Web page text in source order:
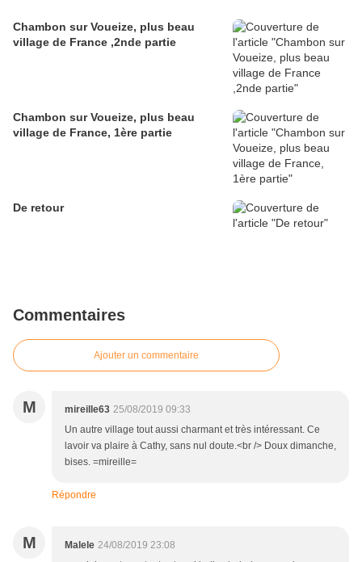
Chambon sur Voueize, plus beau
village de France ,2nde partie
Chambon sur Voueize, plus beau
village de France, 1ère partie
De retour
Commentaires
Ajouter un commentaire
M mireille63 25/08/2019 09:33
Un autre village tout aussi charmant et très intéressant. Ce
lavoir va plaire à Cathy, sans nul doute.<br /> Doux dimanche,
bises. =mireille=
Répondre
M Malele 24/08/2019 23:08